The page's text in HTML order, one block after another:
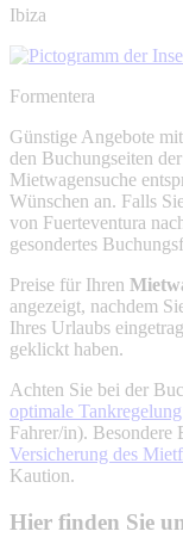
Ibiza
Formentera
Günstige Angebote
den Buchungseiten
Mietwagensuche
Wünschen an. Falls
von Fuerteventura
gesondertes
Preise für Ihren
angezeigt, nachdem
Ihres Urlaubs
geklickt haben.
Achten Sie bei der
optimale Tankregelung
Fahrer/in). Besondere
Versicherung des
Kaution.
Hier finden Sie